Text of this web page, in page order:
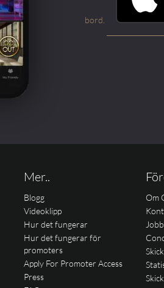
bord.
Mer..
Blogg
Videoklipp
Hur det fungerar
Hur det fungerar för
promoters
Apply For Promoter Access
Press
Om